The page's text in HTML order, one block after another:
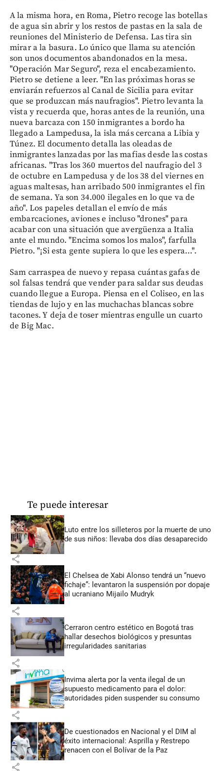
A la misma hora, en Roma, Pietro recoge las botellas
de agua sin abrir y los restos de pastas en la sala de
reuniones del Ministerio de Defensa. Las tira sin
mirar a la basura. Lo único que llama su atención
son unos documentos abandonados en la mesa.
"Operación Mar Seguro", reza el encabezamiento.
Pietro se detiene a leer. "En las próximas horas se
enviarán refuerzos al Canal de Sicilia para evitar
que se produzcan más naufragios". Pietro levanta la
vista y recuerda que, horas antes de la reunión, una
nueva barcaza con 150 inmigrantes a bordo ha
llegado a Lampedusa, la isla más cercana a Libia y
Túnez. El documento detalla las oleadas de
inmigrantes lanzadas por las mafias desde las costas
africanas. "Tras los 360 muertos del naufragio del 3
de octubre en Lampedusa y de los 38 del viernes en
aguas maltesas, han arribado 500 inmigrantes el fin
de semana. Ya son 34.000 ilegales en lo que va de
año". Los papeles detallan el envío de más
embarcaciones, aviones e incluso "drones" para
acabar con una situación que avergüenza a Italia
ante el mundo. "Encima somos los malos", farfulla
Pietro. "¡Si esta gente supiera lo que les espera…".
Sam carraspea de nuevo y repasa cuántas gafas de
sol falsas tendrá que vender para saldar sus deudas
cuando llegue a Europa. Piensa en el Coliseo, en las
tiendas de lujo y en las muchachas blancas sobre
tacones. Y deja de toser mientras engulle un cuarto
de Big Mac.
Te puede interesar
Luto entre los silleteros por la muerte de uno
de sus niños: llevaba dos días desaparecido
share
El Chelsea de Xabi Alonso tendrá un “nuevo
fichaje”: levantaron la suspensión por dopaje
al ucraniano Mijailo Mudryk
share
Cerraron centro estético en Bogotá tras
hallar desechos biológicos y presuntas
irregularidades sanitarias
share
Invima alerta por la venta ilegal de un
supuesto medicamento para el dolor:
autoridades piden suspender su consumo
share
De cuestionados en Nacional y el DIM al
éxito internacional: Asprilla y Restrepo
renacen con el Bolívar de la Paz
share